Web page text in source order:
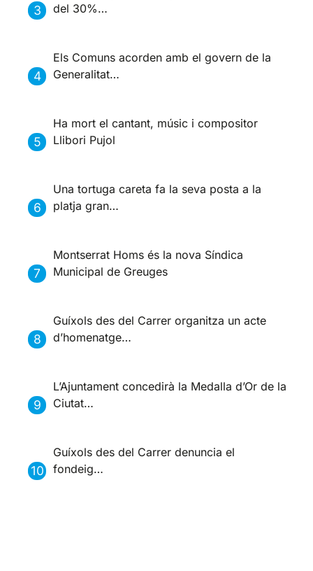
del 30%…
Els Comuns acorden amb el govern de la
Generalitat…
Ha mort el cantant, músic i compositor
Llibori Pujol
Una tortuga careta fa la seva posta a la
platja gran…
Montserrat Homs és la nova Síndica
Municipal de Greuges
Guíxols des del Carrer organitza un acte
d’homenatge…
L’Ajuntament concedirà la Medalla d’Or de la
Ciutat…
Guíxols des del Carrer denuncia el
fondeig…